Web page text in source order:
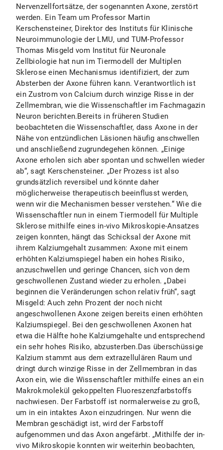
Nervenzellfortsätze, der sogenannten Axone, zerstört
werden. Ein Team um Professor Martin
Kerschensteiner, Direktor des Instituts für Klinische
Neuroimmunologie der LMU, und TUM-Professor
Thomas Misgeld vom Institut für Neuronale
Zellbiologie hat nun im Tiermodell der Multiplen
Sklerose einen Mechanismus identifiziert, der zum
Absterben der Axone führen kann. Verantwortlich ist
ein Zustrom von Calcium durch winzige Risse in der
Zellmembran, wie die Wissenschaftler im Fachmagazin
Neuron berichten.Bereits in früheren Studien
beobachteten die Wissenschaftler, dass Axone in der
Nähe von entzündlichen Läsionen häufig anschwellen
und anschließend zugrundegehen können. „Einige
Axone erholen sich aber spontan und schwellen wieder
ab“, sagt Kerschensteiner. „Der Prozess ist also
grundsätzlich reversibel und könnte daher
möglicherweise therapeutisch beeinflusst werden,
wenn wir die Mechanismen besser verstehen.“ Wie die
Wissenschaftler nun in einem Tiermodell für Multiple
Sklerose mithilfe eines in-vivo Mikroskopie-Ansatzes
zeigen konnten, hängt das Schicksal der Axone mit
ihrem Kalziumgehalt zusammen: Axone mit einem
erhöhten Kalziumspiegel haben ein hohes Risiko,
anzuschwellen und geringe Chancen, sich von dem
geschwollenen Zustand wieder zu erholen. „Dabei
beginnen die Veränderungen schon relativ früh“, sagt
Misgeld: Auch zehn Prozent der noch nicht
angeschwollenen Axone zeigen bereits einen erhöhten
Kalziumspiegel. Bei den geschwollenen Axonen hat
etwa die Hälfte hohe Kalziumgehalte und entsprechend
ein sehr hohes Risiko, abzusterben.Das überschüssige
Kalzium stammt aus dem extrazellulären Raum und
dringt durch winzige Risse in der Zellmembran in das
Axon ein, wie die Wissenschaftler mithilfe eines an ein
Makrokmolekül gekoppelten Fluoreszenzfarbstoffs
nachwiesen. Der Farbstoff ist normalerweise zu groß,
um in ein intaktes Axon einzudringen. Nur wenn die
Membran geschädigt ist, wird der Farbstoff
aufgenommen und das Axon angefärbt. „Mithilfe der in-
vivo Mikroskopie konnten wir weiterhin beobachten,